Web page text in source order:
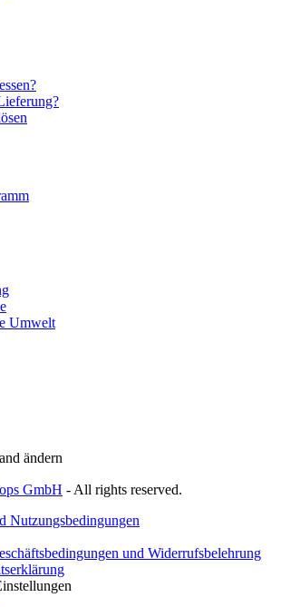
Umwelt
ändern
GmbH - All rights reserved.
Nutzungsbedingungen
und Widerrufsbelehrung